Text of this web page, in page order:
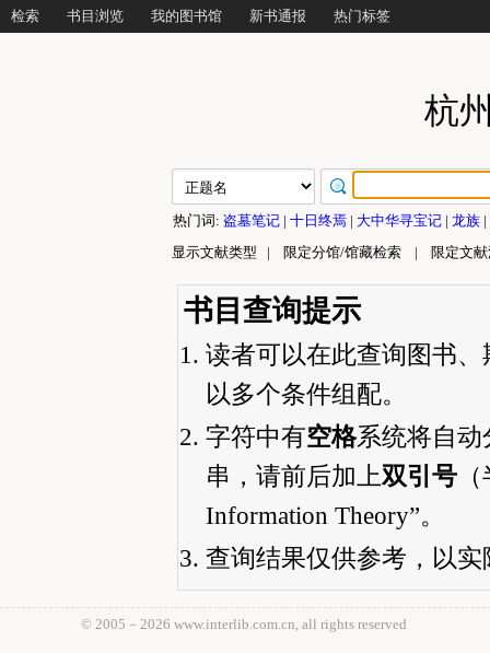
检索 书目浏览 我的图书馆 新书通报 热门标签
杭
热门词: 盗墓笔记 | 十日终焉 | 大中华寻宝记 | 龙族 |
显示文献类型 | 限定分馆/馆藏检索 | 限定文
书目查询提示
读者可以在此查询图书
以多个条件组配。
字符中有空格系统将自动
串，请前后加上双引号（
Information Theory”。
查询结果仅供参考，以
© 2005－ 2026 www.interlib.com.cn, all rights reserved